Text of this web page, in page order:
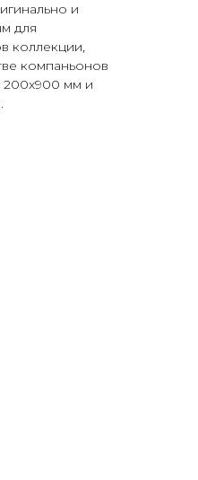
и
для
коллекции,
компаньонов
200х900 мм и